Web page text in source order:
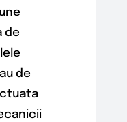
de
de